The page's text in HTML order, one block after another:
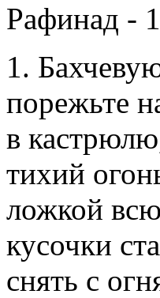
Рафинад -
1.
порежьте
в
тихий
ложкой
кусочки
снять с